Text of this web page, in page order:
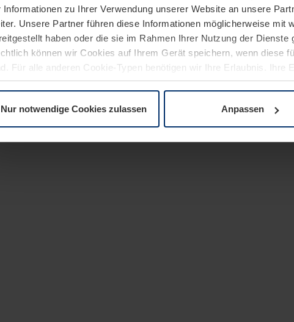
Informationen zu Ihrer Verwendung unserer Website an unsere
Unsere Partner führen diese Informationen möglicherweise mit
haben oder die sie im Rahmen Ihrer Nutzung der Dienste
können wir Cookies auf Ihrem Gerät speichern, wenn diese
Für alle anderen Cookie-Typen benötigen wir Ihre Erlaubnis. Ihre
auf der SeiteDatenschutzerklärungunserer Website
Nur notwendige Cookies zulassen Anpassen